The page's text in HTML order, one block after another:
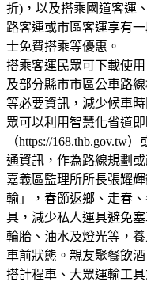
折)，以及搭乘國道客運
路客運或市區客運享有
士免費搭乘等優惠。
搭乘客運民眾可下載使
及部分縣市市區公車路
等必要資訊，減少候車
眾可以利用智慧化省道
（https://168.thb.gov.tw
通資訊，作為路線規劃或
嘉義區監理所所長張耀
輸」，春節返鄉、走春
具，減少私人運具避免
輪胎、油水及燈光等，
車前狀態。親友聚餐飲
搭計程車、大眾運輸工